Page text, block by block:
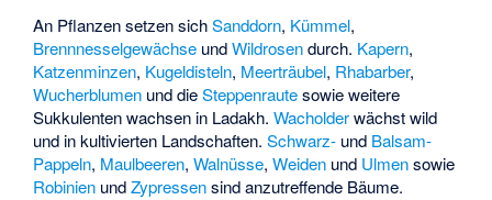
An Pflanzen setzen sichSanddorn, Kümmel,
Brennnesselgewächse undWildrosendurch. Kapern,
Katzenminzen, Kugeldisteln, Meerträubel, Rhabarber,
Wucherblumen und dieSteppenrautesowie weitere
Sukkulenten wachsen in Ladakh.Wacholderwächst wild
und in kultivierten Landschaften.Schwarz- und Balsam-
Pappeln, Maulbeeren,Walnüsse,Weiden und Ulmensowie
Robinien undZypressensind anzutreffende Bäume.